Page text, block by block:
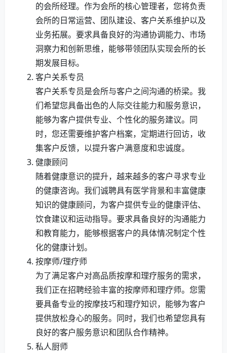
的会所经理。作为会所的核心管理者，您将负责
会所的日常运营、团队建设、客户关系维护以及
业务拓展。要求具备良好的沟通协调能力、市场
洞察力和创新思维，能够带领团队实现会所的长
期发展目标。
客户关系专员
客户关系专员是会所与客户之间沟通的桥梁。我
们希望您具备出色的人际交往能力和服务意识，
能够为客户提供专业、个性化的服务建议。同
时，您还需要维护客户档案，定期进行回访，收
集客户反馈，以提升客户满意度和忠诚度。
健康顾问
随着健康意识的提升，越来越多的客户寻求专业
的健康咨询。我们诚聘具有医学背景和丰富健康
知识的健康顾问，为客户提供专业的健康评估、
饮食建议和运动指导。要求具备良好的沟通能力
和教育能力，能够根据客户的具体情况制定个性
化的健康计划。
按摩师/理疗师
为了满足客户对高品质按摩和理疗服务的需求，
我们正在招聘经验丰富的按摩师和理疗师。您需
要具备专业的按摩技巧和理疗知识，能够为客户
提供放松身心的服务。同时，我们也希望您具有
良好的客户服务意识和团队合作精神。
私人厨师